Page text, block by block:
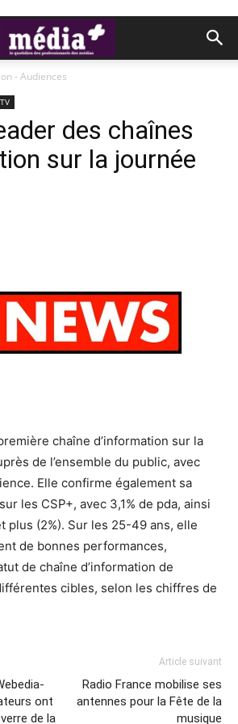
- Audiences
TV
des chaînes
sur la journée
chaîne d’information sur la
de l’ensemble du public, avec
Elle confirme également sa
les CSP+, avec 3,1% de pda, ainsi
plus (2%). Sur les 25-49 ans, elle
de bonnes performances,
de chaîne d’information de
cibles, selon les chiffres de
ont
de la
Article suivant
Radio France mobilise ses
antennes pour la Fête de la
musique